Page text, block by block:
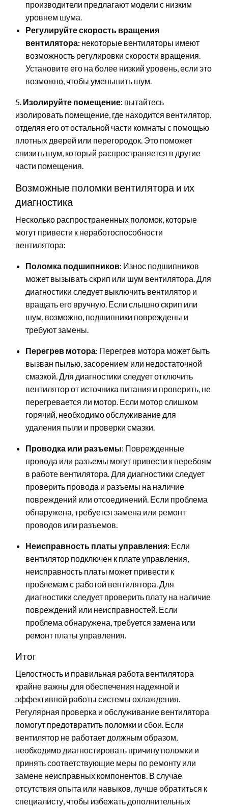
производители предлагают модели с низким
уровнем шума.
Регулируйте скорость вращения
вентилятора: некоторые вентиляторы имеют
возможность регулировки скорости вращения.
Установите его на более низкий уровень, если это
возможно, чтобы уменьшить шум.
5. Изолируйте помещение: пытайтесь
изолировать помещение, где находится вентилятор,
отделяя его от остальной части комнаты с помощью
плотных дверей или перегородок. Это поможет
снизить шум, который распространяется в другие
части помещения.
Возможные поломки вентилятора и их
диагностика
Несколько распространенных поломок, которые
могут привести к неработоспособности
вентилятора:
Поломка подшипников: Износ подшипников
может вызывать скрип или шум вентилятора. Для
диагностики следует выключить вентилятор и
вращать его вручную. Если слышно скрип или
шум, возможно, подшипники повреждены и
требуют замены.
Перегрев мотора: Перегрев мотора может быть
вызван пылью, засорением или недостаточной
смазкой. Для диагностики следует отключить
вентилятор от источника питания и проверить, не
перегревается ли мотор. Если мотор слишком
горячий, необходимо обслуживание для
удаления пыли и проверки смазки.
Проводка или разъемы: Поврежденные
провода или разъемы могут привести к перебоям
в работе вентилятора. Для диагностики следует
проверить провода и разъемы на наличие
повреждений или отсоединений. Если проблема
обнаружена, требуется замена или ремонт
проводов или разъемов.
Неисправность платы управления: Если
вентилятор подключен к плате управления,
неисправность платы может привести к
проблемам с работой вентилятора. Для
диагностики следует проверить плату на наличие
повреждений или неисправностей. Если
проблема обнаружена, требуется замена или
ремонт платы управления.
Итог
Целостность и правильная работа вентилятора
крайне важны для обеспечения надежной и
эффективной работы системы охлаждения.
Регулярная проверка и обслуживание вентилятора
помогут предотвратить поломки и сбои. Если
вентилятор не работает должным образом,
необходимо диагностировать причину поломки и
принять соответствующие меры по ремонту или
замене неисправных компонентов. В случае
отсутствия опыта или навыков, лучше обратиться к
специалисту, чтобы избежать дополнительных